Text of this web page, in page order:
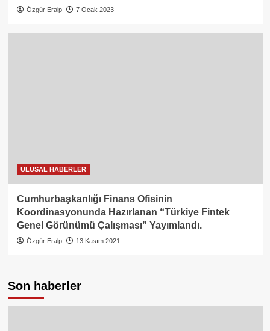
Özgür Eralp 7 Ocak 2023
ULUSAL HABERLER
Cumhurbaşkanlığı Finans Ofisinin
Koordinasyonunda Hazırlanan “Türkiye Fintek
Genel Görünümü Çalışması” Yayımlandı.
Özgür Eralp 13 Kasım 2021
Son haberler